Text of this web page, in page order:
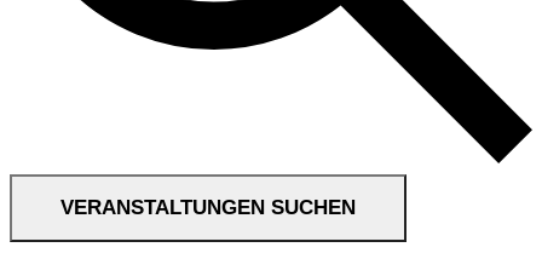
VERANSTALTUNGEN SUCHEN